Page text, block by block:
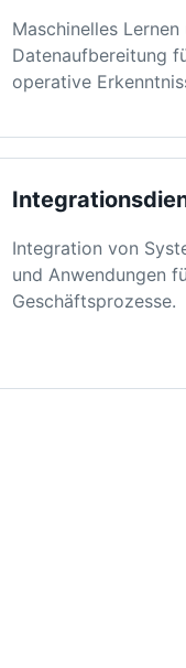
Maschinelles Lernen
Datenaufbereitung
operative
Integration von
und Anwendungen
Geschäftsprozesse.